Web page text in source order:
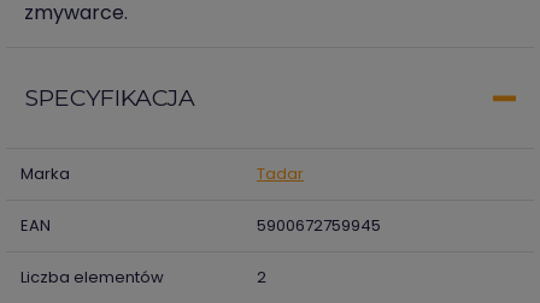
zmywarce.
SPECYFIKACJA
Marka Tadar
EAN 5900672759945
Liczba elementów 2